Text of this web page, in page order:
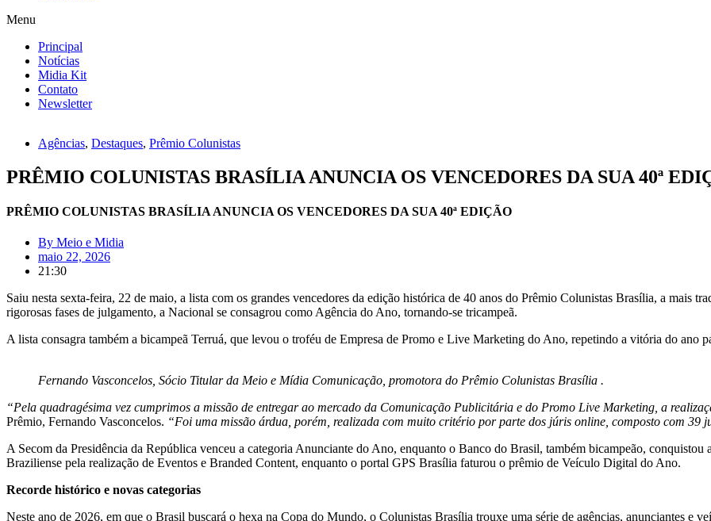
Menu
Principal
Notícias
Midia Kit
Contato
Newsletter
Agências, Destaques, Prêmio Colunistas
PRÊMIO COLUNISTAS BRASÍLIA ANUNCIA OS VENCEDORES DA SUA 40ª
PRÊMIO COLUNISTAS BRASÍLIA ANUNCIA OS VENCEDORES DA SUA 40ª EDIÇÃO
By Meio e Midia
maio 22, 2026
21:30
Saiu nesta sexta-feira, 22 de maio, a lista com os grandes vencedores da edição histórica de 40 anos do Prêmio Colunistas Brasília, a mais
rigorosas fases de julgamento, a Nacional se consagrou como Agência do Ano, tornando-se tricampeã.
A lista consagra também a bicampeã Terruá, que levou o troféu de Empresa de Promo e Live Marketing do Ano, repetindo a vitória do ano
Fernando Vasconcelos, Sócio Titular da Meio e Mídia Comunicação, promotora do Prêmio Colunistas Brasília .
“Pela quadragésima vez cumprimos a missão de entregar ao mercado da Comunicação Publicitária e do Promo Live Marketing, a
Prêmio, Fernando Vasconcelos. “Foi uma missão árdua, porém, realizada com muito critério por parte dos júris online, composto com 39
A Secom da Presidência da República venceu a categoria Anunciante do Ano, enquanto o Banco do Brasil, também bicampeão,
Braziliense pela realização de Eventos e Branded Content, enquanto o portal GPS Brasília faturou o prêmio de Veículo Digital do Ano.
Recorde histórico e novas categorias
Neste ano de 2026, em que o Brasil buscará o hexa na Copa do Mundo, o Colunistas Brasília trouxe uma série de agências, anunciantes e